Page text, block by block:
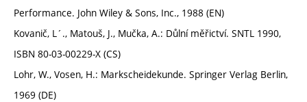
Performance. John Wiley & Sons, Inc., 1988 (EN)
Kovanič, L´., Matouš, J., Mučka, A.: Důlní měřictví. SNTL 1990,
ISBN 80-03-00229-X (CS)
Lohr, W., Vosen, H.: Markscheidekunde. Springer Verlag Berlin,
1969 (DE)